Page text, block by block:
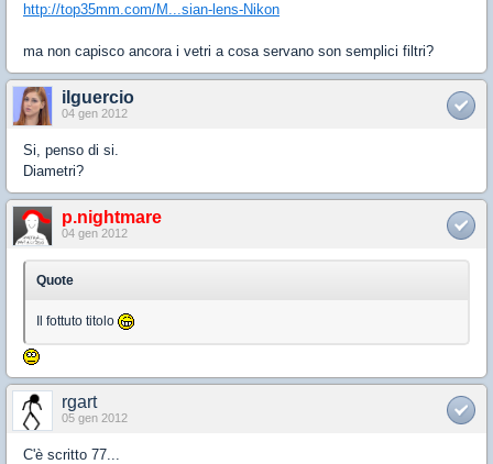
http://top35mm.com/M...sian-lens-Nikon
ma non capisco ancora i vetri a cosa servano son semplici filtri?
ilguercio
04 gen 2012
Si, penso di si.
Diametri?
p.nightmare
04 gen 2012
Quote
Il fottuto titolo
rgart
05 gen 2012
C'è scritto 77...